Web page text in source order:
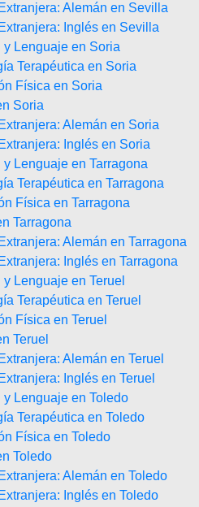
Alemán en Sevilla
Inglés en Sevilla
Lenguaje en Soria
Terapéutica en Soria
Física en Soria
Soria
Alemán en Soria
Inglés en Soria
Lenguaje en Tarragona
Terapéutica en Tarragona
Física en Tarragona
Tarragona
Alemán en Tarragona
Inglés en Tarragona
Lenguaje en Teruel
Terapéutica en Teruel
Física en Teruel
Teruel
Alemán en Teruel
Inglés en Teruel
Lenguaje en Toledo
Terapéutica en Toledo
Física en Toledo
Toledo
Alemán en Toledo
Inglés en Toledo